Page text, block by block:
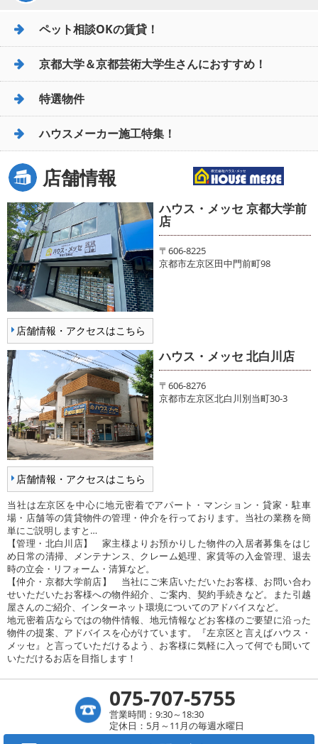
ペット相談OKの賃貸！
京都大学＆京都芸術大学生さんにおすすめ！
特選物件
ハウスメーカー施工特集！
店舗情報
店舗情報・アクセスはこちら
ハウス・メッセ 京都大学前
店
〒606-8225
京都市左京区田中門前町98
店舗情報・アクセスはこちら
ハウス・メッセ 北白川店
〒606-8276
京都市左京区北白川別当町30-3
当社は左京区を中心に地元密着でアパート・マンション・貸家・駐車
場・店舗等の賃貸物件の管理・仲介を行っております。当社の業務を簡
単にご説明しますと…
【管理・北白川店】 家主様よりお預かりした物件の入居者募集をはじ
め日常の清掃、メンテナンス、クレーム処理、家賃等の入金管理、退去
時の立会・リフォーム・清算など。
【仲介・京都大学前店】 当社にご来店いただいたお客様、お問い合わ
せいただいたお客様への物件紹介、ご案内、契約手続きなど。また引越
屋さんのご紹介、インターネット環境についてのアドバイスなど。
地元密着店ならではの物件情報、地元情報などお客様のご要望に沿った
物件の提案、アドバイスを心がけています。『左京区と言えばハウス・
メッセ』と言っていただけるよう、お客様に気軽に入って何でも聞いて
いただけるお店を目指します！
075-707-5755
営業時間：9:30～18:30
定休日：5月～11月の毎週水曜日